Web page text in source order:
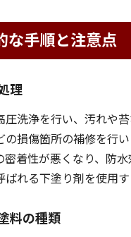
な手順と注意点
理
洗浄を行い、汚れや苔
損傷箇所の補修を行い
着性が悪くなり、防水
れる下塗り剤を使用す
料の種類